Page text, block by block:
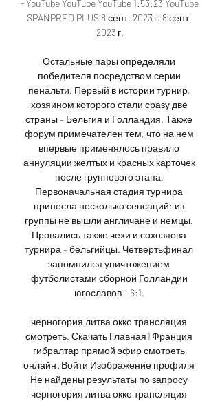
- YouTube YouTube YouTube 1:53:23 YouTube
SPANPRED PLUS 8 сент. 2023 г. 8 сент.
2023 г.
Остальные пары определяли
победителя посредством серии
пенальти. Первый в истории турнир,
хозяином которого стали сразу две
страны – Бельгия и Голландия. Также
форум примечателен тем, что на нем
впервые применялось правило
аннуляции желтых и красных карточек
после группового этапа.
Первоначальная стадия турнира
принесла несколько сенсаций: из
группы не вышли англичане и немцы.
Провались также чехи и сохозяева
турнира – бельгийцы. Четвертьфинал
запомнился уничтожением
футболистами сборной Голландии
югославов – 6:1.
черногория литва окко трансляция
смотреть. Скачать Главная | Франция
гибралтар прямой эфир смотреть
онлайн · Войти Изображение профиля
Не найдены результаты по запросу
черногория литва окко трансляция